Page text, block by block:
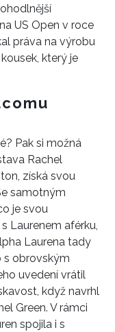
US Open v roce
práva na výrobu
který je
Pak si možná
Rachel
získá svou
samotným
je svou
Laurenem aférku,
Laurena tady
s obrovským
uvedení vrátil
když navrhl
Green. Vrámci
spojila i s